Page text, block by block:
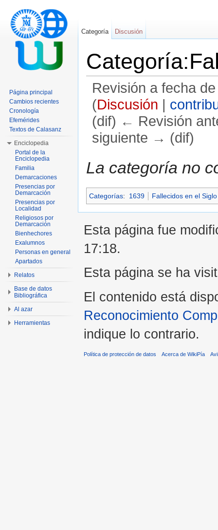
Revisión a fecha
(Discusión |
(dif) ← Revisión
siguiente → (dif)
La categoría no
Categorías: 1639 Fallecidos en el
Categoría Discusión
Página principal
Cambios recientes
Cronología
Efemérides
Textos de Calasanz
Enciclopedia
Portal de la
Enciclopedia
Familia
Demarcaciones
Presencias por
Demarcación
Presencias por
Localidad
Religiosos por
Demarcación
Bienhechores
Exalumnos
Personas en general
Apartados
Relatos
Base de datos
Bibliográfica
Al azar
Herramientas
Esta página fue
17:18.
Esta página se ha
El contenido está
Reconocimiento
indique lo contrario.
Política de protección de datos Acerca de WikiPía